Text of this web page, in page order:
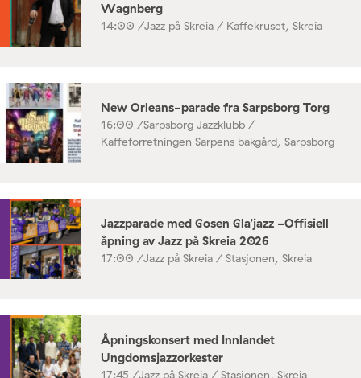
Wagnberg
14:00 /Jazz på Skreia / Kaffekruset, Skreia
New Orleans-parade fra Sarpsborg Torg
16:00 /Sarpsborg Jazzklubb /
Kaffeforretningen Sarpens bakgård, Sarpsborg
Jazzparade med Gosen Gla’jazz -Offisiell
åpning av Jazz på Skreia 2026
17:00 /Jazz på Skreia / Stasjonen, Skreia
Åpningskonsert med Innlandet
Ungdomsjazzorkester
17:45 /Jazz på Skreia / Stasjonen, Skreia